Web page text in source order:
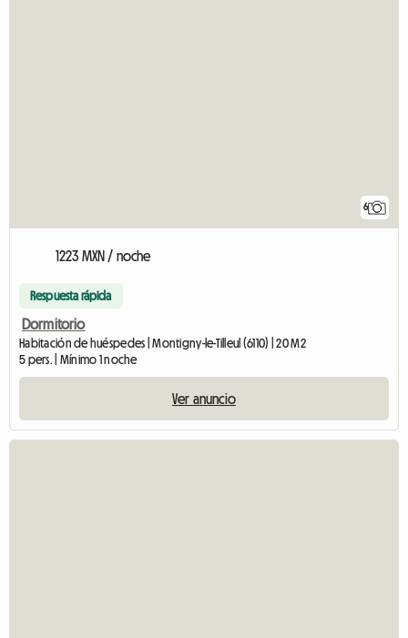
6
1223 MXN / noche
Respuesta rápida
Dormitorio
Habitación de huéspedes | Montigny-le-Tilleul (6110) | 20 M2
5 pers. | Mínimo 1 noche
Ver anuncio